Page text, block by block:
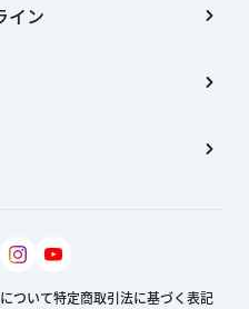
イン
ついて特定商取引法に基づく表記